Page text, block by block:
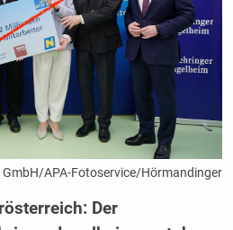
APA-Fotoservice/Hörmandinger
Der